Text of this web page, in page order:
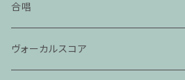
合唱
ヴォーカルスコア